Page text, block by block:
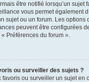
être notifié lorsqu’un sujet
vous permet également
sujet ou un forum. Les options
peuvent être configurées
« Préférences du forum ».
ou surveiller des sujets ?
favoris ou surveiller un sujet en